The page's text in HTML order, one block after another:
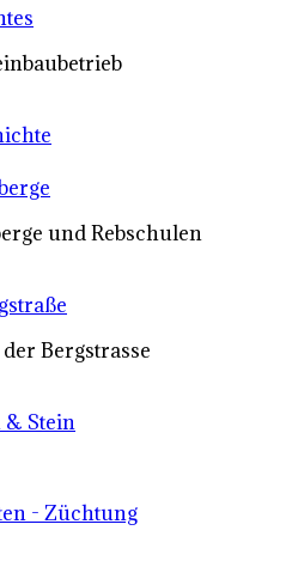
und Rebschulen
Bergstrasse
& Stein
- Züchtung